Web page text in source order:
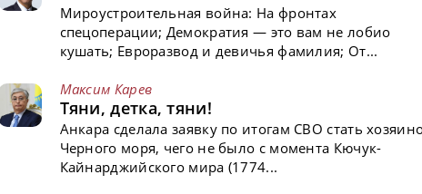
Мироустроительная война: На фронтах
спецоперации; Демократия — это вам не лобио
кушать; Евроразвод и девичья фамилия; От...
Максим Карев
Тяни, детка, тяни!
Анкара сделала заявку по итогам СВО стать
Черного моря, чего не было с момента Кючук-
Кайнарджийского мира (1774...